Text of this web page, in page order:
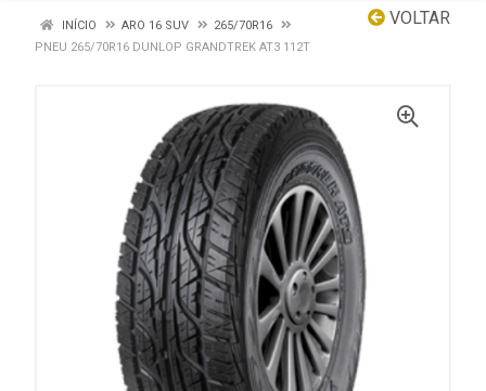
VOLTAR
INÍCIO ARO 16 SUV
265/70R16
PNEU 265/70R16 DUNLOP GRANDTREK AT3 112T